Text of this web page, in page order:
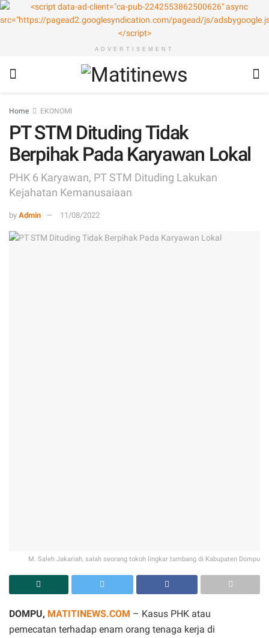
ADVERTISEMENT
Home EKONOMI
PT STM Dituding Tidak
Berpihak Pada Karyawan Lokal
PHK 6 Karyawan, PT STM Dituding Lakukan
Kejahatan Kemanusaiaan
by Admin 11/08/2022
M. Saleh Jakariah, salah seorang tokoh lingkar tambang di Kabupaten Dompu
DOMPU, MATITINEWS.COM – Kasus PHK atau
pemecatan terhadap enam orang tenaga kerja di